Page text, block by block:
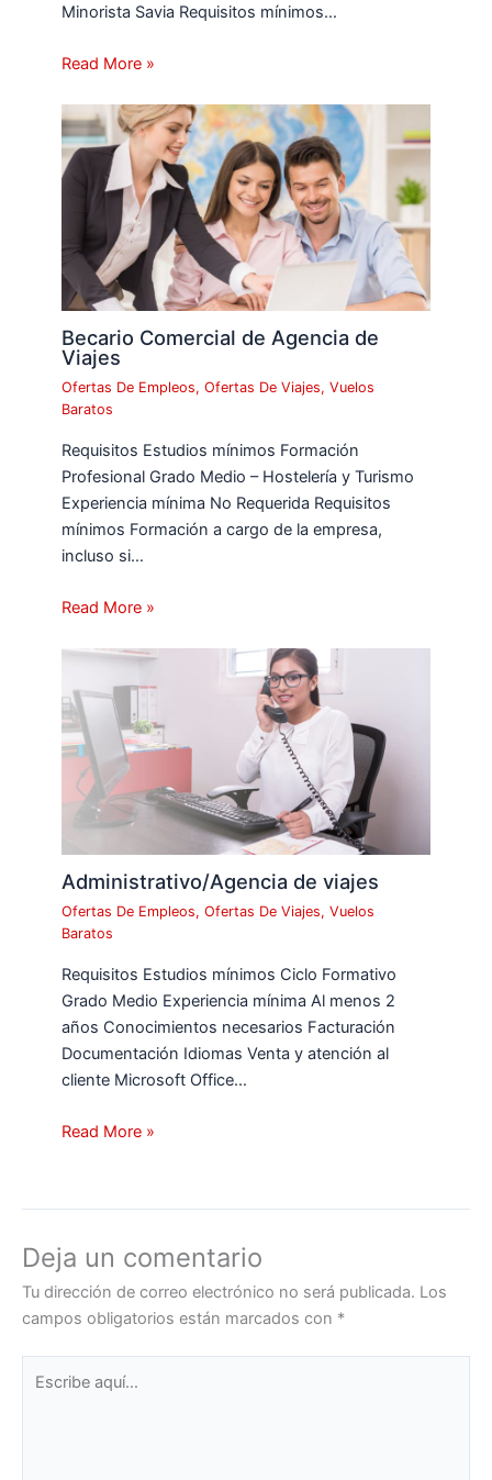
Minorista Savia Requisitos mínimos…
Read More »
Becario Comercial de Agencia de
Viajes
Ofertas De Empleos,Ofertas De Viajes,Vuelos
Baratos
Requisitos Estudios mínimos Formación
Profesional Grado Medio – Hostelería y Turismo
Experiencia mínima No Requerida Requisitos
mínimos Formación a cargo de la empresa,
incluso si…
Read More »
Administrativo/Agencia de viajes
Ofertas De Empleos,Ofertas De Viajes,Vuelos
Baratos
Requisitos Estudios mínimos Ciclo Formativo
Grado Medio Experiencia mínima Al menos 2
años Conocimientos necesarios Facturación
Documentación Idiomas Venta y atención al
cliente Microsoft Office…
Read More »
Deja un comentario
Tu dirección de correo electrónico no será publicada. Los
campos obligatorios están marcados con *
aquí...